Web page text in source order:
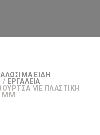
ΕΊΔΗ
/ ΕΡΓΑΛΕΊΑ
ΜΕ ΠΛΑΣΤΙΚΉ